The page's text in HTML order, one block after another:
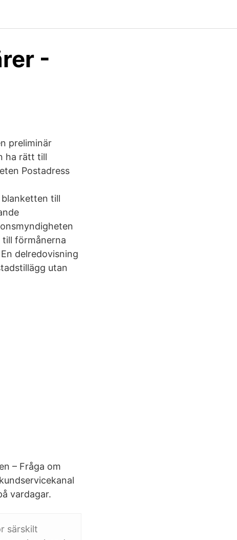
-
preliminär
ha rätt till
Postadress
till
förmånerna
delredovisning
utan
– Fråga om
vardagar.
särskilt